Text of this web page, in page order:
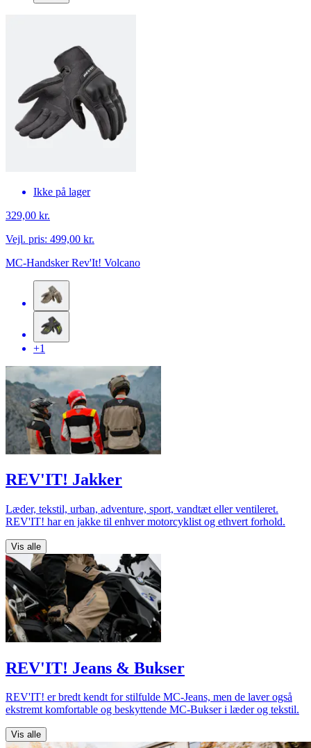
Ikke på lager
329,00 kr.
Vejl. pris: 499,00 kr.
MC-Handsker Rev'It! Volcano
+1
REV'IT! Jakker
Læder, tekstil, urban, adventure, sport, vandtæt eller ventileret.
REV'IT! har en jakke til enhver motorcyklist og ethvert forhold.
Vis alle
REV'IT! Jeans & Bukser
REV'IT! er bredt kendt for stilfulde MC-Jeans, men de laver også
ekstremt komfortable og beskyttende MC-Bukser i læder og tekstil.
Vis alle